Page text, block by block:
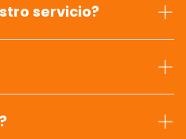
servicio?